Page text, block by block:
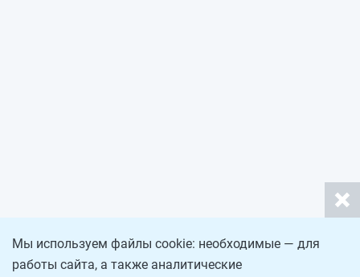
Мы используем файлы cookie: необходимые — для
работы сайта, а также аналитические